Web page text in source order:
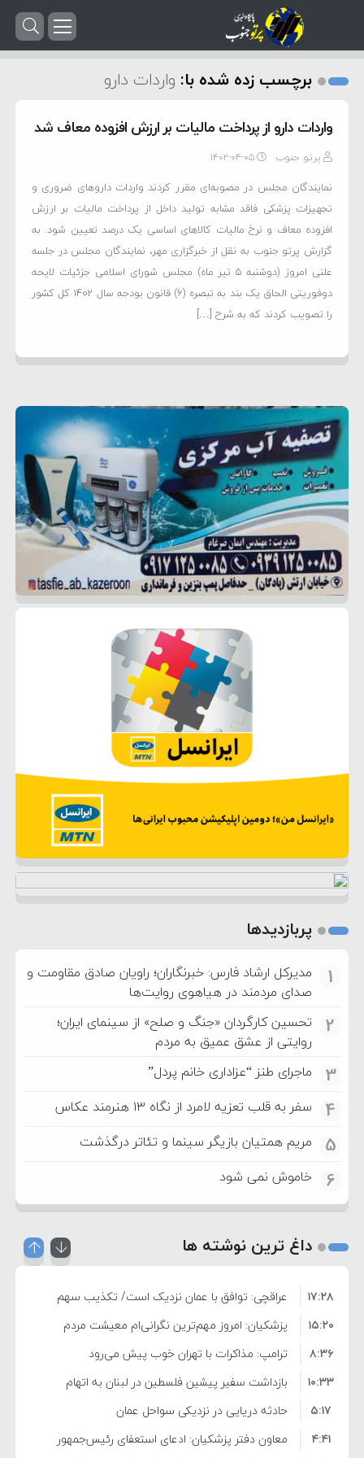
برچسب زده شده با: واردات دارو
واردات دارو از پرداخت مالیات بر ارزش افزوده معاف شد
پرتو جنوب ۱۴۰۲-۰۴-۰۵
نمایندگان مجلس در مصوبه‌ای مقرر کردند واردات داروهای ضروری و
تجهیزات پزشکی فاقد مشابه تولید داخل از پرداخت مالیات بر ارزش
افزوده معاف و نرخ مالیات کالاهای اساسی یک درصد تعیین شود. به
گزارش پرتو جنوب به نقل از خبرگزاری مهر، نمایندگان مجلس در جلسه
علنی امروز (دوشنبه ۵ تیر ماه) مجلس شورای اسلامی جزئیات لایحه
دوفوریتی الحاق یک بند به تبصره (۶) قانون بودجه سال ۱۴۰۲ کل کشور
را تصویب کردند که به شرح […]
پربازدیدها
1
مدیرکل ارشاد فارس: خبرنگاران؛ راویان صادق مقاومت و
صدای مردمند در هیاهوی روایت‌ها
2
تحسین کارگردان «جنگ و صلح» از سینمای ایران؛
روایتی از عشق عمیق به مردم
3 ماجرای طنز “عزاداری خانم پردل”
4 سفر به قلب تعزیه لامرد از نگاه ۱۳ هنرمند عکاس
5 مریم همتیان بازیگر سینما و تئاتر درگذشت
6 خاموش نمی شود
داغ ترین نوشته ها
عراقچی: توافق با عمان نزدیک است/ تکذیب سهم
۱۱ درصدی ایران از خزر
۱۷:۲۸
پزشکیان: امروز مهم‌ترین نگرانی‌ام معیشت مردم
است
۱۵:۲۰
ترامپ: مذاکرات با تهران خوب پیش می‌رود
۸:۳۶
بازداشت سفیر پیشین فلسطین در لبنان به اتهام
فساد و اختلاس اموال
۱۰:۳۳
حادثه دریایی در نزدیکی سواحل عمان
۵:۱۷
معاون دفتر پزشکیان: ادعای استعفای رئیس‌جمهور
۴:۴۱